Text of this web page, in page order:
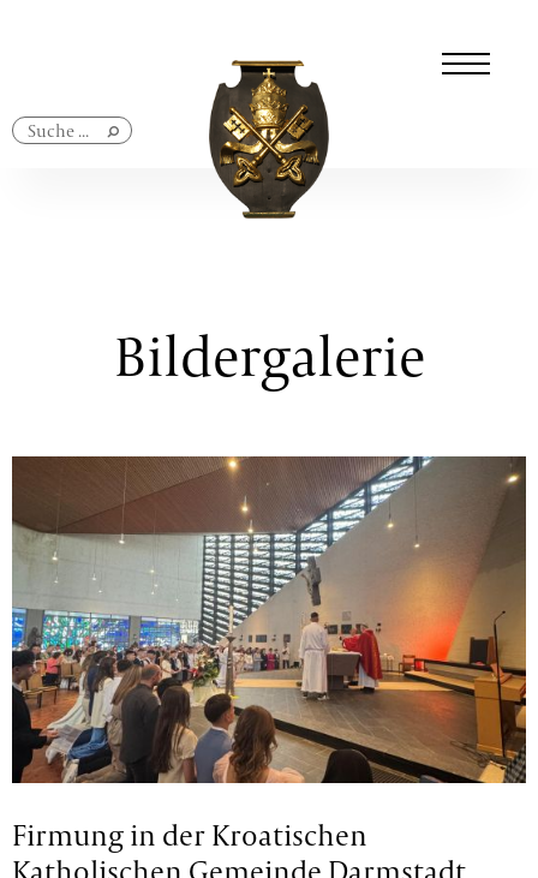
Bildergalerie
Firmung in der Kroatischen